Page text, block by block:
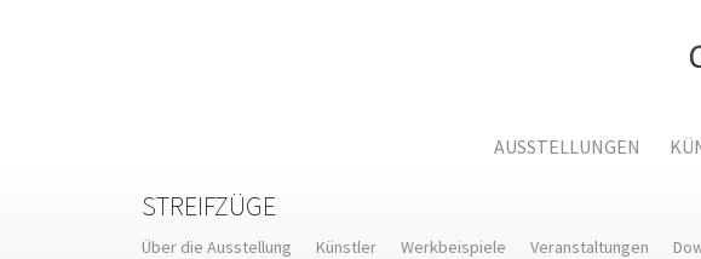
AUSSTELLUNGEN
STREIFZÜGE
Über die Ausstellung Künstler Werkbeispiele Veranstaltungen